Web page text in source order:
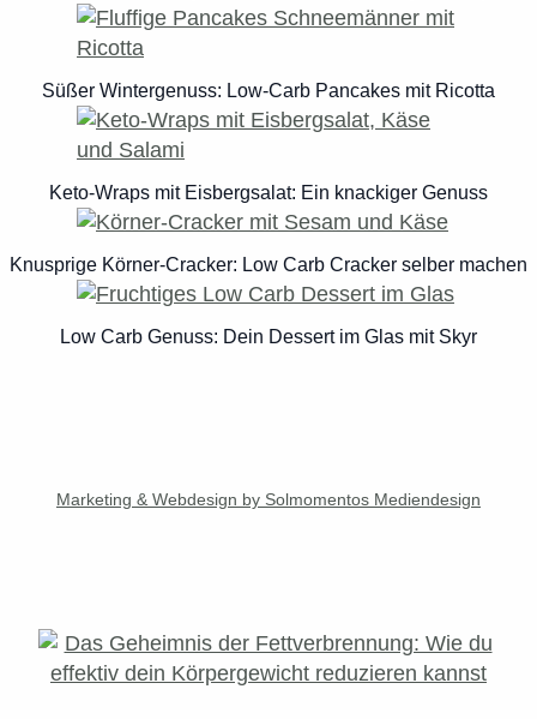
Süßer Wintergenuss: Low-Carb Pancakes mit Ricotta
Keto-Wraps mit Eisbergsalat: Ein knackiger Genuss
Knusprige Körner-Cracker: Low Carb Cracker selber machen
Low Carb Genuss: Dein Dessert im Glas mit Skyr
Marketing & Webdesign by Solmomentos Mediendesign